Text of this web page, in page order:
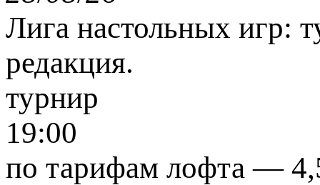
Лига настольных игр:
редакция.
турнир
19:00
по тарифам лофта —